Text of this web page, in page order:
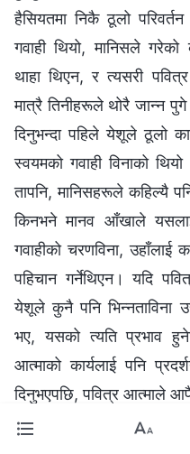
हैसियतमा निकै ठूलो
गवाही थियो, मानिसले
थाहा थिएन, र त्यसरी
मात्रै तिनीहरूले थोरै जान्न
दिनुभन्दा पहिले येशूले ठूलो
स्वयमको गवाही विनाको
तापनि, मानिसहरूले कहिल्यै
किनभने मानव आँखाले
गवाहीको चरणविना, उहाँलाई
पहिचान गर्नेथिएन। यदि
येशूले कुनै पनि भिन्‍नताविना
भए, यसको त्यति प्रभाव
आत्माको कार्यलाई पनि
दिनुभएपछि, पवित्र आत्माले
उहाँ परमेश्‍वर हुनुहुन्छ,